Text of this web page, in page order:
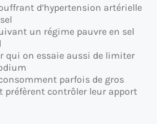
d’hypertension artérielle
un régime pauvre en sel
qui on essaie aussi de limiter
parfois de gros
préfèrent contrôler leur apport